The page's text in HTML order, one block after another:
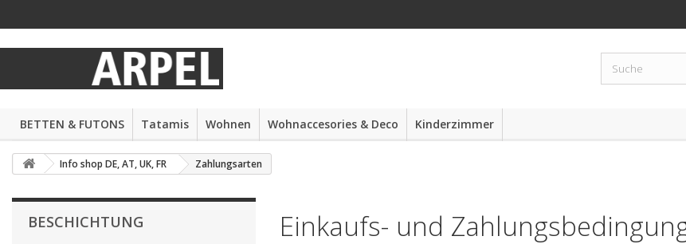
BETTEN & FUTONS Tatamis Wohnen Wohnaccesories & Deco Kinderzimmer
Info shop DE, AT, UK, FR Zahlungsarten
BESCHICHTUNG Einkaufs- und